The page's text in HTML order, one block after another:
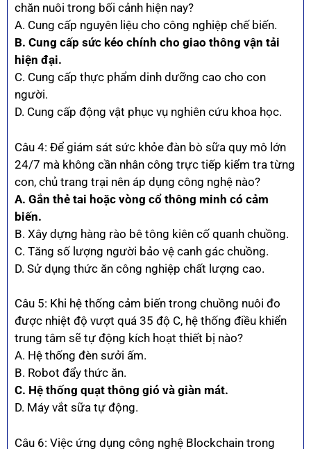
chăn nuôi trong bối cảnh hiện nay?
A. Cung cấp nguyên liệu cho công nghiệp chế biến.
B. Cung cấp sức kéo chính cho giao thông vận tải
hiện đại.
C. Cung cấp thực phẩm dinh dưỡng cao cho con
người.
D. Cung cấp động vật phục vụ nghiên cứu khoa học.
Câu 4: Để giám sát sức khỏe đàn bò sữa quy mô lớn
24/7 mà không cần nhân công trực tiếp kiểm tra từng
con, chủ trang trại nên áp dụng công nghệ nào?
A. Gắn thẻ tai hoặc vòng cổ thông minh có cảm
biến.
B. Xây dựng hàng rào bê tông kiên cố quanh chuồng.
C. Tăng số lượng người bảo vệ canh gác chuồng.
D. Sử dụng thức ăn công nghiệp chất lượng cao.
Câu 5: Khi hệ thống cảm biến trong chuồng nuôi đo
được nhiệt độ vượt quá 35 độ C, hệ thống điều khiển
trung tâm sẽ tự động kích hoạt thiết bị nào?
A. Hệ thống đèn sưởi ấm.
B. Robot đẩy thức ăn.
C. Hệ thống quạt thông gió và giàn mát.
D. Máy vắt sữa tự động.
Câu 6: Việc ứng dụng công nghệ Blockchain trong